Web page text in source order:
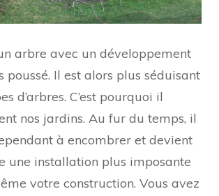
arbre avec un développement
Il est alors plus séduisant
d’arbres. C’est pourquoi il
nos jardins. Au fur du temps, il
à encombrer et devient
une installation plus imposante
votre construction. Vous avez